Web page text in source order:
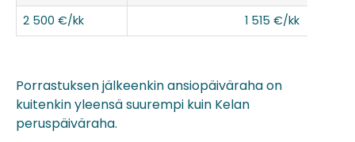
2 500 €/kk
1 515 €/kk
Porrastuksen jälkeenkin ansiopäiväraha on
kuitenkin yleensä suurempi kuin Kelan
peruspäiväraha.